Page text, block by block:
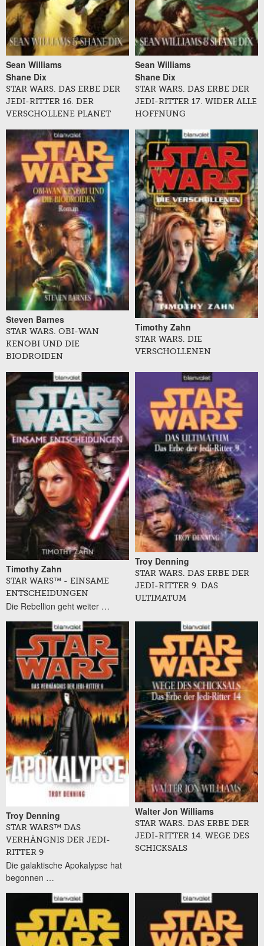
Sean Williams
Shane Dix
STAR WARS. DAS ERBE DER
JEDI-RITTER 16. DER
VERSCHOLLENE PLANET
Sean Williams
Shane Dix
STAR WARS. DAS ERBE DER
JEDI-RITTER 17. WIDER ALLE
HOFFNUNG
Steven Barnes
STAR WARS. OBI-WAN
KENOBI UND DIE
BIODROIDEN
Timothy Zahn
STAR WARS. DIE
VERSCHOLLENEN
Timothy Zahn
STAR WARS™ - EINSAME
ENTSCHEIDUNGEN
Die Rebellion geht weiter …
Troy Denning
STAR WARS. DAS ERBE DER
JEDI-RITTER 9. DAS
ULTIMATUM
Troy Denning
STAR WARS™ DAS
VERHÄNGNIS DER JEDI-
RITTER 9
Die galaktische Apokalypse hat
begonnen …
Walter Jon Williams
STAR WARS. DAS ERBE DER
JEDI-RITTER 14. WEGE DES
SCHICKSALS